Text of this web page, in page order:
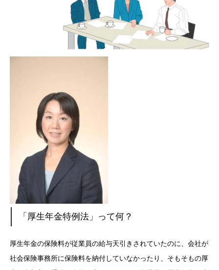
「厚生年金特例法」って何？
厚生年金の保険料が従業員の給与天引きされていたのに、会社が
社会保険事務所に保険料を納付していなかったり、そもそもの厚